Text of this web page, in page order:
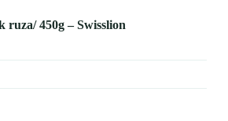
ruza/ 450g – Swisslion